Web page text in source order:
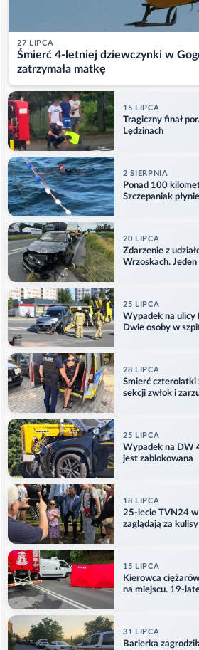
27 LIPCA
Śmierć 4-letniej dziewczynki w
zatrzymała matkę
15 LIPCA
Tragiczny finał
Lędzinach
2 SIERPNIA
Ponad 100
Szczepaniak
20 LIPCA
Zdarzenie z
Wrzoskach.
25 LIPCA
Wypadek na ulicy
Dwie osoby w
28 LIPCA
Śmierć czterolatki
sekcji zwłok i
25 LIPCA
Wypadek na DW
jest zablokowana
18 LIPCA
25-lecie TVN24
zaglądają za
15 LIPCA
Kierowca
na miejscu. 19-
31 LIPCA
Barierka